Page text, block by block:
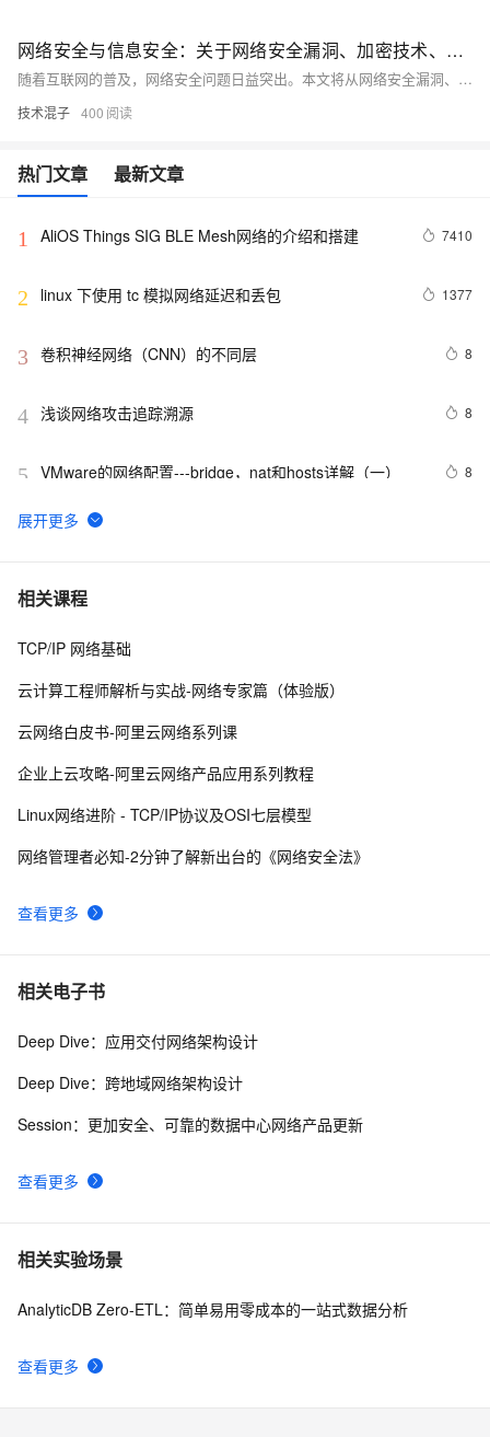
网络安全与信息安全：关于网络安全漏洞、加密技术、安全意识等方面的知识分享
随着互联网的普及，网络安全问题日益突出。本文将从网络安全漏洞、加密技术和安全意识三个方面进行探讨，旨在提高读者对网络安全的认识和防范能力。通过分析常见的网络安全漏洞，介绍加密技术的基本原理和应用，以及强调安全意识的重要性，帮助读者更好地保护自己的网络信息安全。
技术混子 400
热门文章 最新文章
1 AliOS Things SIG BLE Mesh网络的介绍和搭建 7410
2 linux 下使用 tc 模拟网络延迟和丢包 1377
3 卷积神经网络（CNN）的不同层 8
4 浅谈网络攻击追踪溯源 8
5 VMware的网络配置---bridge，nat和hosts详解（一） 8
6 27、深入理解计算机系统笔记，网络编程
7 TPAMI 2024：计算机视觉中基于图神经网络和图
8 网络协议基础：HTTP请求与响应详解
帮助
10思科网络设备故障排除方法的详细步骤解析
相关课程
查看更多
TCP/IP 网络基础
云计算工程师解析与实战-网络专家篇（体验版）
云网络白皮书-阿里云网络系列课
企业上云攻略-阿里云网络产品应用系列教程
Linux网络进阶 - TCP/IP协议及OSI七层模型
网络管理者必知-2分钟了解新出台的《网络安全法》
相关电子书
查看更多
Deep Dive：应用交付网络架构设计
Deep Dive：跨地域网络架构设计
Session：更加安全、可靠的数据中心网络产品更新
相关实验场景
查看更多
AnalyticDB Zero-ETL：简单易用零成本的一站式数据分析